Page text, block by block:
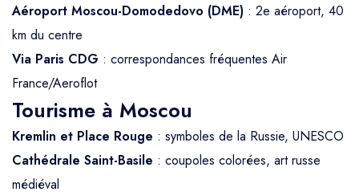
Aéroport Moscou-Domodedovo (DME) : 2e aéroport, 40
km du centre
Via Paris CDG : correspondances fréquentes Air
France/Aeroflot
Tourisme à Moscou
Kremlin et Place Rouge : symboles de la Russie, UNESCO
Cathédrale Saint-Basile : coupoles colorées, art russe
médiéval